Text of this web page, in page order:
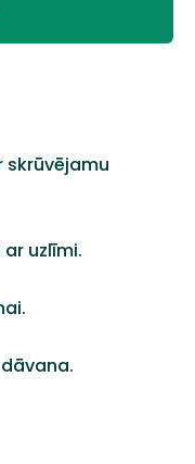
skrūvējamu
uzlīmi.